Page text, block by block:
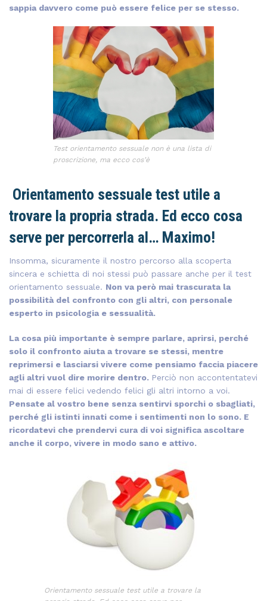
sappia davvero come può essere felice per se stesso.
Test orientamento sessuale non è una lista di
proscrizione, ma ecco cos’è
Orientamento sessuale test utile a
trovare la propria strada. Ed ecco cosa
serve per percorrerla al… Maximo!
Insomma, sicuramente il nostro percorso alla scoperta
sincera e schietta di noi stessi può passare anche per il test
orientamento sessuale. Non va però mai trascurata la
possibilità del confronto con gli altri, con personale
esperto in psicologia e sessualità.
La cosa più importante è sempre parlare, aprirsi, perché
solo il confronto aiuta a trovare se stessi, mentre
reprimersi e lasciarsi vivere come pensiamo faccia piacere
agli altri vuol dire morire dentro. Perciò non accontentatevi
mai di essere felici vedendo felici gli altri intorno a voi.
Pensate al vostro bene senza sentirvi sporchi o sbagliati,
perché gli istinti innati come i sentimenti non lo sono. E
ricordatevi che prendervi cura di voi significa ascoltare
anche il corpo, vivere in modo sano e attivo.
Orientamento sessuale test utile a trovare la